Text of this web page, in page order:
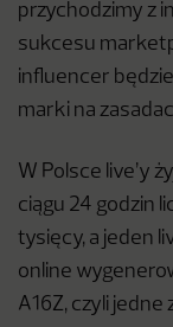
przychodzimy z
sukcesu
influencer
marki na
W Polsce live’y
ciągu 24 godzin
tysięcy, a jeden
online
A16Z, czyli